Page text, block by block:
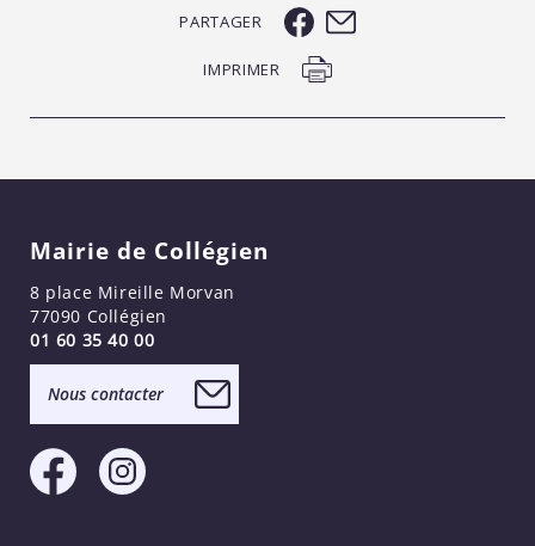
PARTAGER
IMPRIMER
Mairie de Collégien
8 place Mireille Morvan
77090 Collégien
01 60 35 40 00
Nous contacter